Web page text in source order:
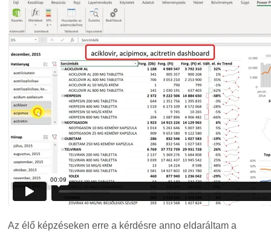
Az élő képzéseken erre a kérdésre anno eldaráltam a